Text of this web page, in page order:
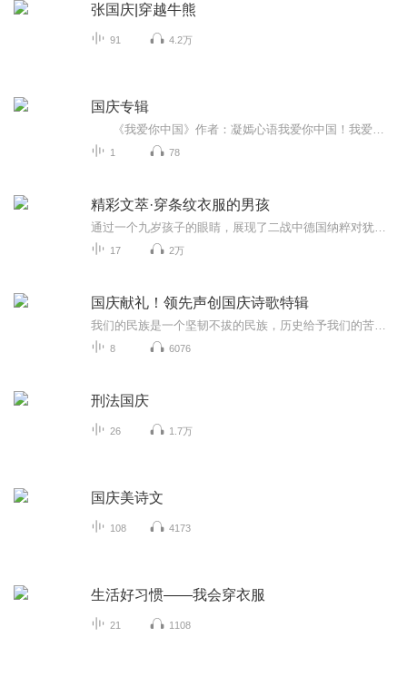
张国庆|穿越牛熊
91 4.2万
国庆专辑
1 78
精彩文萃·穿条纹衣服的男孩
17 2万
国庆献礼！领先声创国庆诗歌特辑
8 6076
刑法国庆
26 1.7万
国庆美诗文
108 4173
生活好习惯——我会穿衣服
21 1108